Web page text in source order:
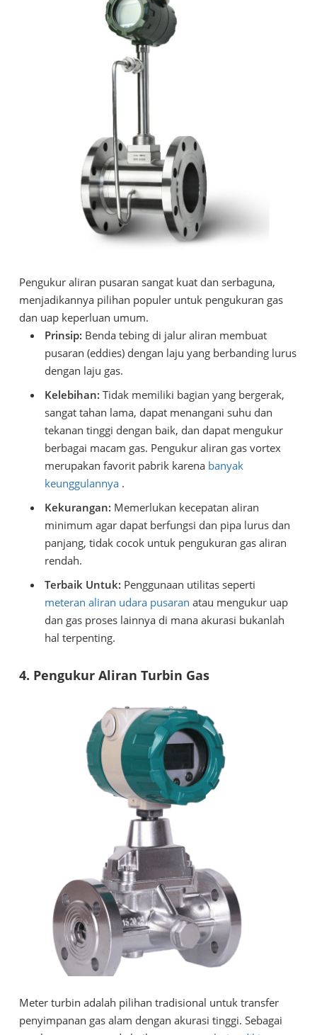
Pengukur aliran pusaran sangat kuat dan serbaguna,
menjadikannya pilihan populer untuk pengukuran gas
dan uap keperluan umum.
Prinsip: Benda tebing di jalur aliran membuat
pusaran (eddies) dengan laju yang berbanding lurus
dengan laju gas.
Kelebihan: Tidak memiliki bagian yang bergerak,
sangat tahan lama, dapat menangani suhu dan
tekanan tinggi dengan baik, dan dapat mengukur
berbagai macam gas. Pengukur aliran gas vortex
merupakan favorit pabrik karena banyak
keunggulannya.
Kekurangan: Memerlukan kecepatan aliran
minimum agar dapat berfungsi dan pipa lurus dan
panjang, tidak cocok untuk pengukuran gas aliran
rendah.
Terbaik Untuk: Penggunaan utilitas seperti
meteran aliran udara pusaran atau mengukur uap
dan gas proses lainnya di mana akurasi bukanlah
hal terpenting.
4. Pengukur Aliran Turbin Gas
Meter turbin adalah pilihan tradisional untuk transfer
penyimpanan gas alam dengan akurasi tinggi. Sebagai